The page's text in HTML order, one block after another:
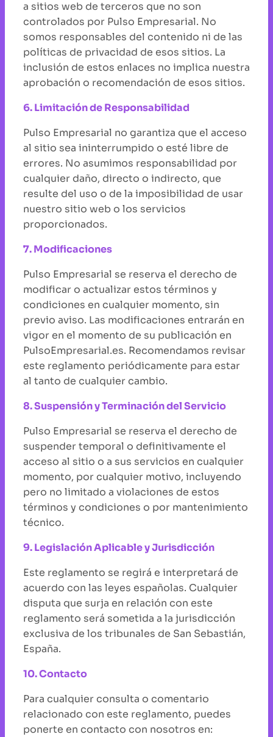
a sitios web de terceros que no son
controlados por Pulso Empresarial. No
somos responsables del contenido ni de las
políticas de privacidad de esos sitios. La
inclusión de estos enlaces no implica nuestra
aprobación o recomendación de esos sitios.
6. Limitación de Responsabilidad
Pulso Empresarial no garantiza que el acceso
al sitio sea ininterrumpido o esté libre de
errores. No asumimos responsabilidad por
cualquier daño, directo o indirecto, que
resulte del uso o de la imposibilidad de usar
nuestro sitio web o los servicios
proporcionados.
7. Modificaciones
Pulso Empresarial se reserva el derecho de
modificar o actualizar estos términos y
condiciones en cualquier momento, sin
previo aviso. Las modificaciones entrarán en
vigor en el momento de su publicación en
PulsoEmpresarial.es. Recomendamos revisar
este reglamento periódicamente para estar
al tanto de cualquier cambio.
8. Suspensión y Terminación del Servicio
Pulso Empresarial se reserva el derecho de
suspender temporal o definitivamente el
acceso al sitio o a sus servicios en cualquier
momento, por cualquier motivo, incluyendo
pero no limitado a violaciones de estos
términos y condiciones o por mantenimiento
técnico.
9. Legislación Aplicable y Jurisdicción
Este reglamento se regirá e interpretará de
acuerdo con las leyes españolas. Cualquier
disputa que surja en relación con este
reglamento será sometida a la jurisdicción
exclusiva de los tribunales de San Sebastián,
España.
10. Contacto
Para cualquier consulta o comentario
relacionado con este reglamento, puedes
ponerte en contacto con nosotros en: